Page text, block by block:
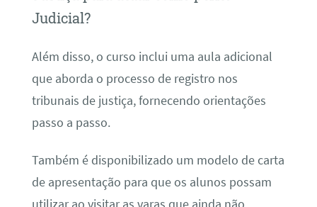
Judicial?
Além disso, o curso inclui uma aula adicional
que aborda o processo de registro nos
tribunais de justiça, fornecendo orientações
passo a passo.
Também é disponibilizado um modelo de carta
de apresentação para que os alunos possam